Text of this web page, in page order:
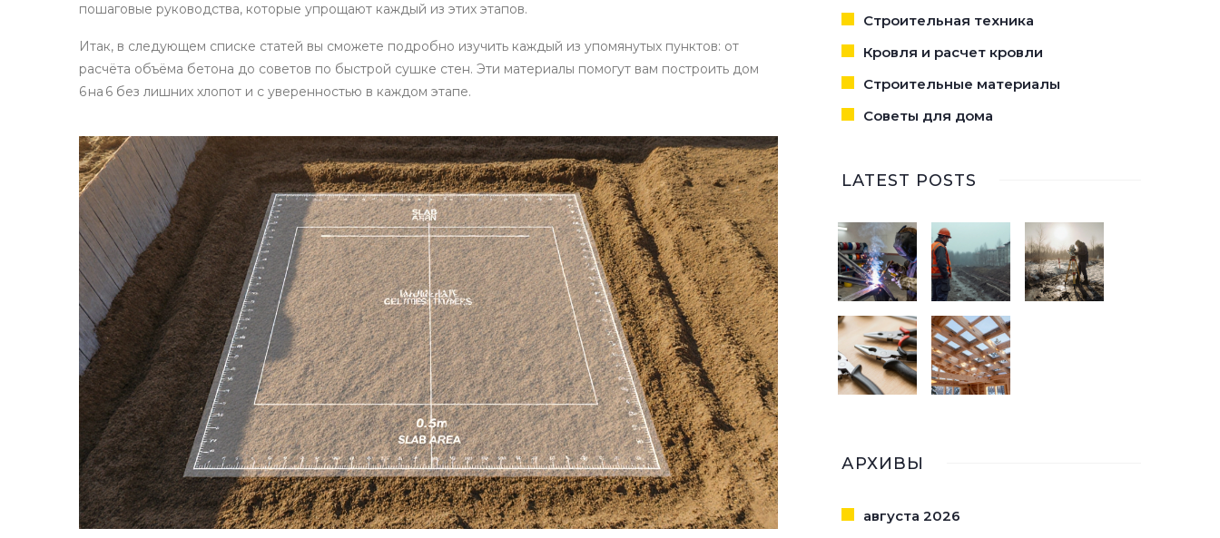
пошаговые руководства, которые упрощают каждый из этих этапов.
Итак, в следующем списке статей вы сможете подробно изучить каждый из упомянутых пунктов: от
расчёта объёма бетона до советов по быстрой сушке стен. Эти материалы помогут вам построить дом
6 на 6 без лишних хлопот и с уверенностью в каждом этапе.
Строительная техника
Кровля и расчет кровли
Строительные материалы
Советы для дома
LATEST POSTS
АРХИВЫ
августа 2026